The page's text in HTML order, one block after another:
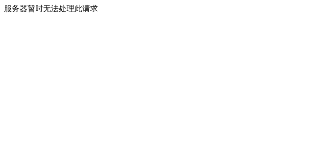
服务器暂时无法处理此请求